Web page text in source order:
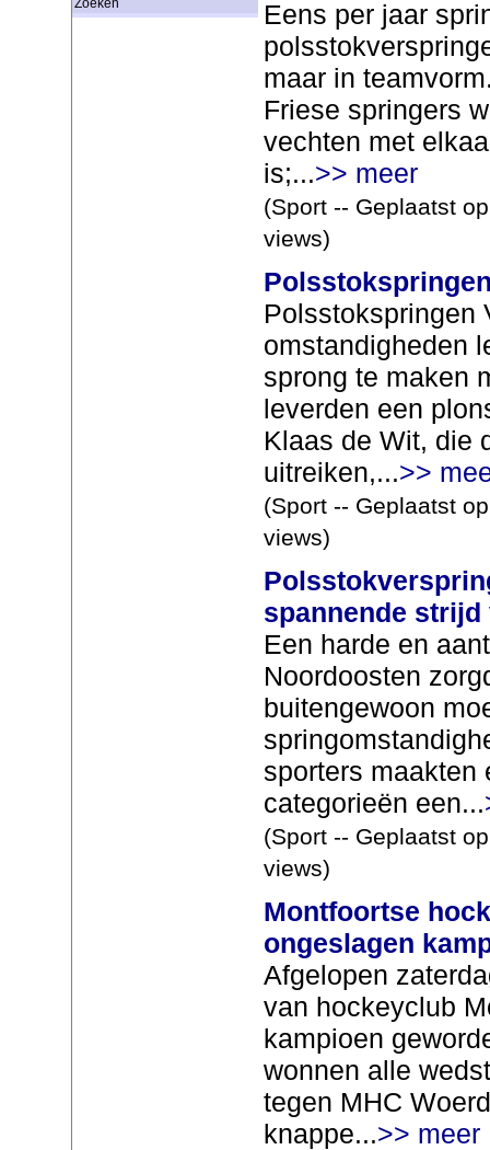
Zoeken
Eens per jaar
maar in
Friese springers
vechten met
is;...>> meer
(Sport -- Geplaatst
views)
Polsstokspringen
omstandigheden
sprong te maken
leverden een
Klaas de Wit, die
uitreiken,...>>
(Sport -- Geplaatst
views)
spannende
Een harde en
Noordoosten
buitengewoon
sporters maakten
categorieën een...
(Sport -- Geplaatst
views)
Montfoortse
ongeslagen
Afgelopen
van hockeyclub
kampioen
wonnen alle
tegen MHC
knappe...>> meer